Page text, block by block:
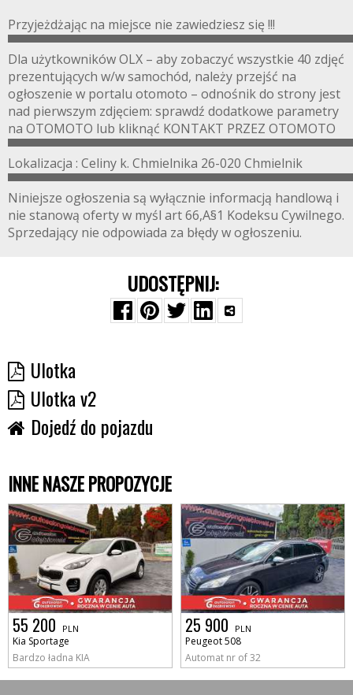
Przyjeżdżając na miejsce nie zawiedziesz się !!!
Dla użytkowników OLX – aby zobaczyć wszystkie 40 zdjęć
prezentujących w/w samochód, należy przejść na
ogłoszenie w portalu otomoto – odnośnik do strony jest
nad pierwszym zdjęciem: sprawdź dodatkowe parametry
na OTOMOTO lub kliknąć KONTAKT PRZEZ OTOMOTO
Lokalizacja : Celiny k. Chmielnika 26-020 Chmielnik
Niniejsze ogłoszenia są wyłącznie informacją handlową i
nie stanową oferty w myśl art 66,A§1 Kodeksu Cywilnego.
Sprzedający nie odpowiada za błędy w ogłoszeniu.
UDOSTĘPNIJ:
Ulotka
Ulotka v2
Dojedź do pojazdu
INNE NASZE PROPOZYCJE
55 200 PLN
Kia Sportage
Bardzo ładna KIA
25 900 PLN
Peugeot 508
Automat nr of 32